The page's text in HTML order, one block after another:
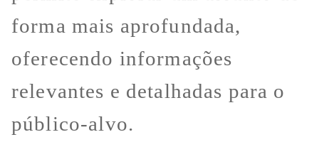
forma mais aprofundada,
oferecendo informações
relevantes e detalhadas para o
público-alvo.